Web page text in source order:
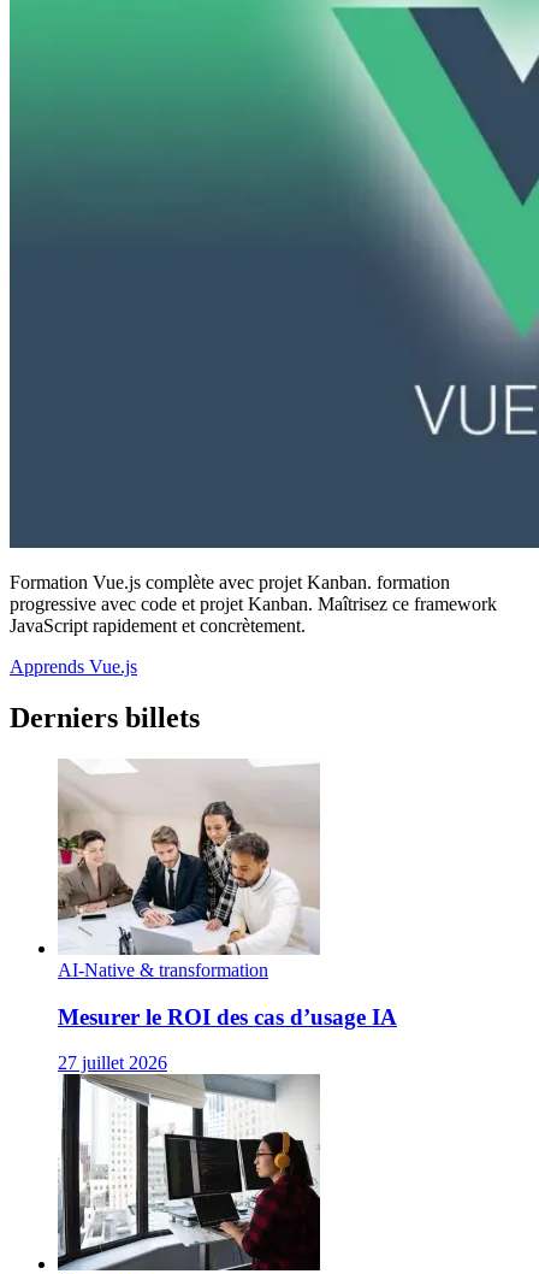
Formation Vue.js complète avec projet Kanban. formation
progressive avec code et projet Kanban. Maîtrisez ce framework
JavaScript rapidement et concrètement.
Apprends Vue.js
Derniers billets
AI-Native & transformation
Mesurer le ROI des cas d’usage IA
27 juillet 2026